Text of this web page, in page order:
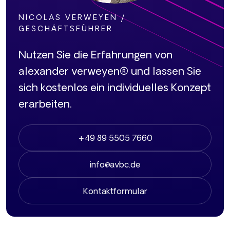
NICOLAS VERWEYEN /
GESCHÄFTSFÜHRER
Nutzen Sie die Erfahrungen von
alexander verweyen® und lassen Sie
sich kostenlos ein individuelles Konzept
erarbeiten.
+49 89 5505 7660
info@avbc.de
Kontaktformular